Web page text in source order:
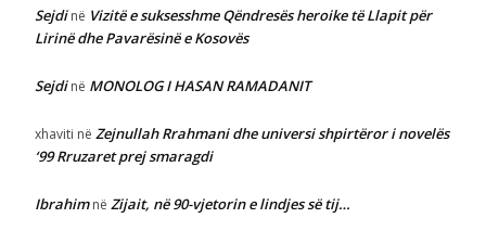
Sejdinë Vizitë e suksesshme Qëndresës heroike të Llapit për
Lirinë dhe Pavarësinë e Kosovës
Sejdinë MONOLOG I HASAN RAMADANIT
xhaviti në Zejnullah Rrahmani dhe universi shpirtëror i novelës
‘99 Rruzaret prej smaragdi
Ibrahimnë Zijait, në 90-vjetorin e lindjes së tij…